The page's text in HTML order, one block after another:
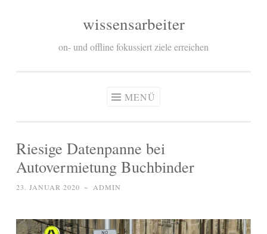
wissensarbeiter
on- und offline fokussiert ziele erreichen
MENÜ
Riesige Datenpanne bei
Autovermietung Buchbinder
23. JANUAR 2020 ~ ADMIN